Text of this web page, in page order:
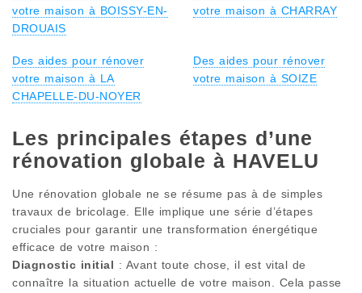
votre maison à BOISSY-EN-
DROUAIS
votre maison à CHARRAY
Des aides pour rénover
votre maison à LA
CHAPELLE-DU-NOYER
Des aides pour rénover
votre maison à SOIZE
Les principales étapes d’une
rénovation globale à HAVELU
Une rénovation globale ne se résume pas à de simples
travaux de bricolage. Elle implique une série d’étapes
cruciales pour garantir une transformation énergétique
efficace de votre maison :
Diagnostic initial : Avant toute chose, il est vital de
connaître la situation actuelle de votre maison. Cela passe